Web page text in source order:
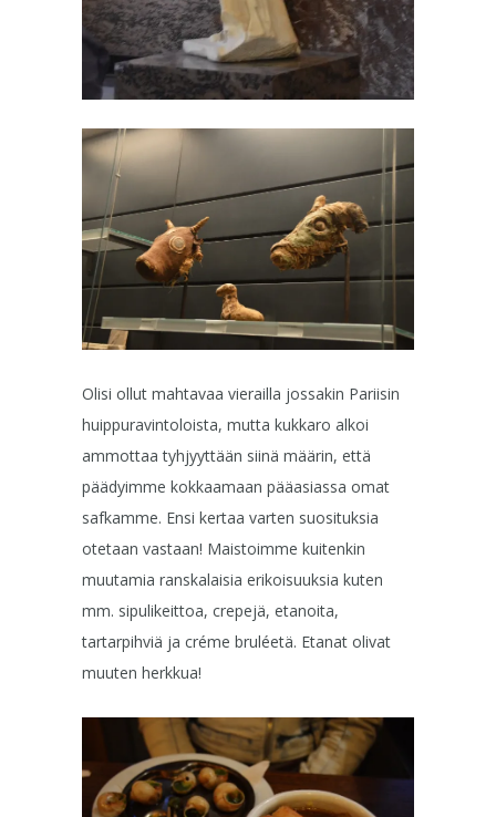
Olisi ollut mahtavaa vierailla jossakin Pariisin
huippuravintoloista, mutta kukkaro alkoi
ammottaa tyhjyyttään siinä määrin, että
päädyimme kokkaamaan pääasiassa omat
safkamme. Ensi kertaa varten suosituksia
otetaan vastaan! Maistoimme kuitenkin
muutamia ranskalaisia erikoisuuksia kuten
mm. sipulikeittoa, crepejä, etanoita,
tartarpihviä ja créme bruléetä. Etanat olivat
muuten herkkua!